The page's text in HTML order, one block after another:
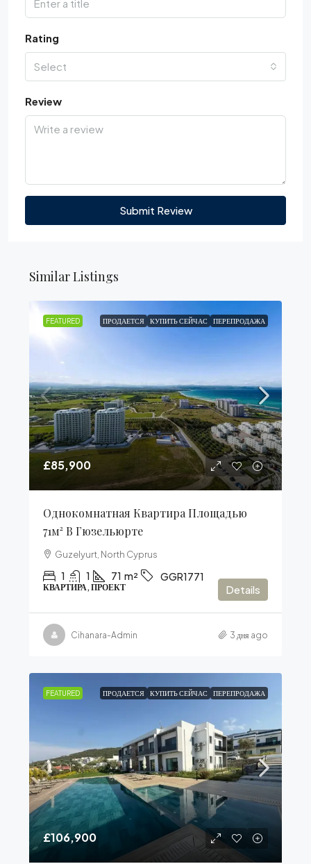
Rating
Select
Review
Submit Review
Similar Listings
FEATURED ПРОДАЕТСЯ КУПИТЬ СЕЙЧАС ПЕРЕПРОДАЖА
£85,900
Однокомнатная Квартира Площадью
71м² В Гюзельюрте
Guzelyurt, North Cyprus
1 1 71 m² GGR1771
КВАРТИРА, ПРОЕКТ Details
Cihanara-Admin 3 дня ago
FEATURED ПРОДАЕТСЯ КУПИТЬ СЕЙЧАС ПЕРЕПРОДАЖА
£106,900